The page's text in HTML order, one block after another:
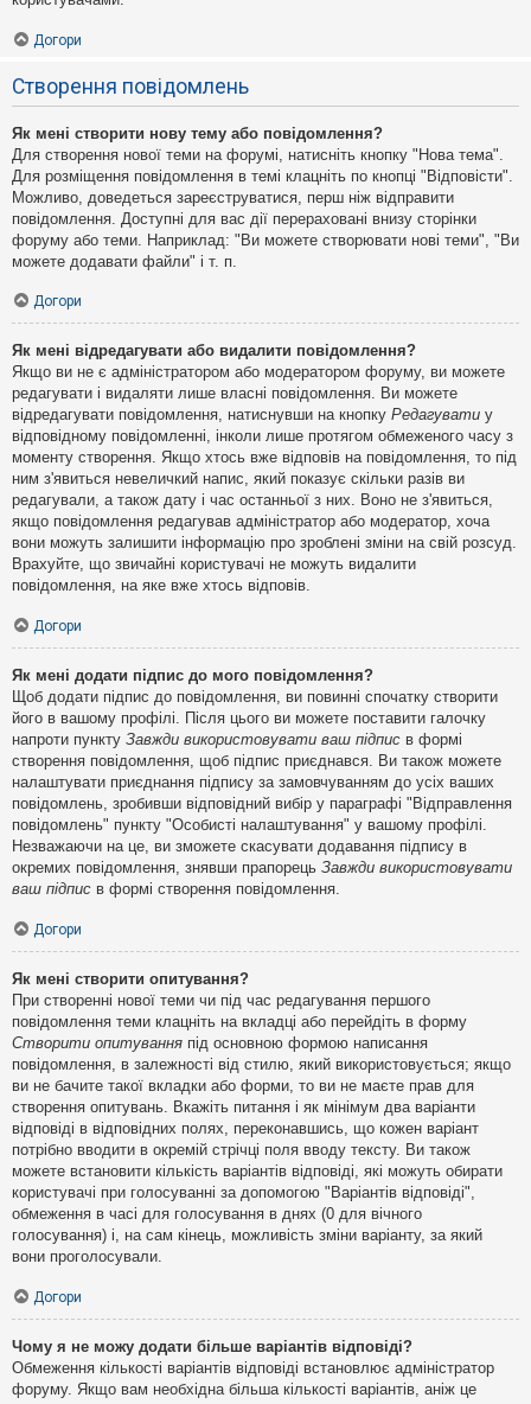
Догори
Створення повідомлень
Як мені створити нову тему або повідомлення?
Для створення нової теми на форумі, натисніть кнопку "Нова тема".
Для розміщення повідомлення в темі клацніть по кнопці "Відповісти".
Можливо, доведеться зареєструватися, перш ніж відправити
повідомлення. Доступні для вас дії перераховані внизу сторінки
форуму або теми. Наприклад: "Ви можете створювати нові теми", "Ви
можете додавати файли" і т. п.
Догори
Як мені відредагувати або видалити повідомлення?
Якщо ви не є адміністратором або модератором форуму, ви можете
редагувати і видаляти лише власні повідомлення. Ви можете
відредагувати повідомлення, натиснувши на кнопку Редагувати у
відповідному повідомленні, інколи лише протягом обмеженого часу з
моменту створення. Якщо хтось вже відповів на повідомлення, то під
ним з'явиться невеличкий напис, який показує скільки разів ви
редагували, а також дату і час останньої з них. Воно не з'явиться,
якщо повідомлення редагував адміністратор або модератор, хоча
вони можуть залишити інформацію про зроблені зміни на свій розсуд.
Врахуйте, що звичайні користувачі не можуть видалити
повідомлення, на яке вже хтось відповів.
Догори
Як мені додати підпис до мого повідомлення?
Щоб додати підпис до повідомлення, ви повинні спочатку створити
його в вашому профілі. Після цього ви можете поставити галочку
напроти пункту Завжди використовувати ваш підпис в формі
створення повідомлення, щоб підпис приєднався. Ви також можете
налаштувати приєднання підпису за замовчуванням до усіх ваших
повідомлень, зробивши відповідний вибір у параграфі "Відправлення
повідомлень" пункту "Особисті налаштування" у вашому профілі.
Незважаючи на це, ви зможете скасувати додавання підпису в
окремих повідомлення, знявши прапорець Завжди використовувати
ваш підпис в формі створення повідомлення.
Догори
Як мені створити опитування?
При створенні нової теми чи під час редагування першого
повідомлення теми клацніть на вкладці або перейдіть в форму
Створити опитування під основною формою написання
повідомлення, в залежності від стилю, який використовується; якщо
ви не бачите такої вкладки або форми, то ви не маєте прав для
створення опитувань. Вкажіть питання і як мінімум два варіанти
відповіді в відповідних полях, переконавшись, що кожен варіант
потрібно вводити в окремій стрічці поля вводу тексту. Ви також
можете встановити кількість варіантів відповіді, які можуть обирати
користувачі при голосуванні за допомогою "Варіантів відповіді",
обмеження в часі для голосування в днях (0 для вічного
голосування) і, на сам кінець, можливість зміни варіанту, за який
вони проголосували.
Догори
Чому я не можу додати більше варіантів відповіді?
Обмеження кількості варіантів відповіді встановлює адміністратор
форуму. Якщо вам необхідна більша кількості варіантів, аніж це